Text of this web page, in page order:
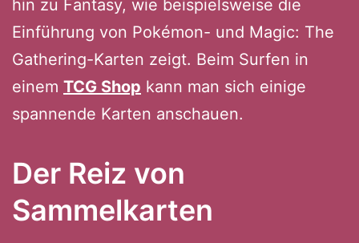
hin zu Fantasy, wie beispielsweise die
Einführung von Pokémon- und Magic: The
Gathering-Karten zeigt. Beim Surfen in
einem TCG Shop kann man sich einige
spannende Karten anschauen.
Der Reiz von
Sammelkarten